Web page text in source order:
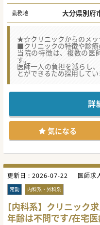
勤務地
★☆クリニックからのメ
■クリニックの特徴や診
当院の特徴は、複数の医
す。
医師一人の負担を減らし
とができるため採用してい
グループ診療制により、
また、人間関係において
るため、良好な関係を築
ぜひ一度ご見学にお越し
■クリニックの成り立ち
1995年に開業した由布市
ック】と、隣りの別府市
それぞれのクリニックの
ール当番を合同で行うこ
減らしています。
今後はさらに落ち着いて
るために、べっぷ在宅･訪
増員したいと考えています。
■在宅医療に対するやり
る未経験の医師へ向けて
在宅医療は、積極的に治
詳
気になる
更新日 : 2026-07-22 医師求
常勤 内科系・外科系
【内科系】クリニック
年齢は不問です/在宅